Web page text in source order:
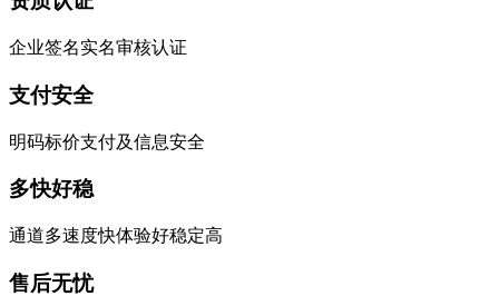
企业签名实名审核认证
支付安全
明码标价支付及信息安全
多快好稳
通道多速度快体验好稳定高
售后无忧